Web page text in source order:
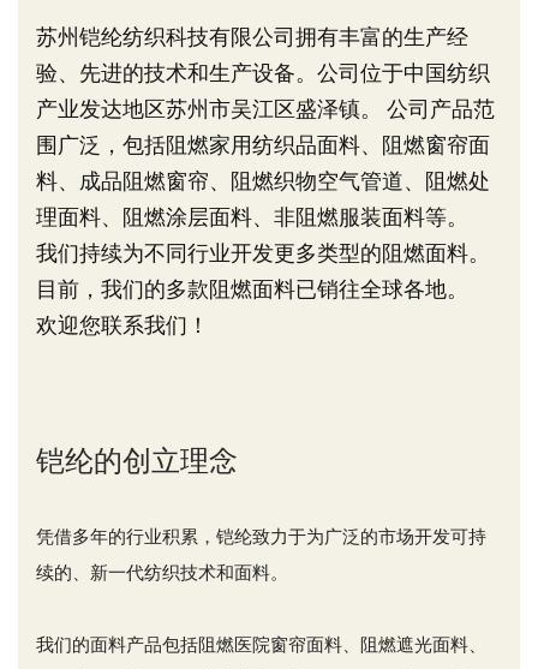
苏州铠纶纺织科技有限公司拥有丰富的生产经
验、先进的技术和生产设备。公司位于中国纺织
产业发达地区苏州市吴江区盛泽镇。 公司产品范
围广泛，包括阻燃家用纺织品面料、阻燃窗帘面
料、成品阻燃窗帘、阻燃织物空气管道、阻燃处
理面料、阻燃涂层面料、非阻燃服装面料等。
我们持续为不同行业开发更多类型的阻燃面料。
目前，我们的多款阻燃面料已销往全球各地。
欢迎您联系我们！
铠纶的创立理念
凭借多年的行业积累，铠纶致力于为广泛的市场开发可持
续的、新一代纺织技术和面料。
我们的面料产品包括阻燃医院窗帘面料、阻燃遮光面料、